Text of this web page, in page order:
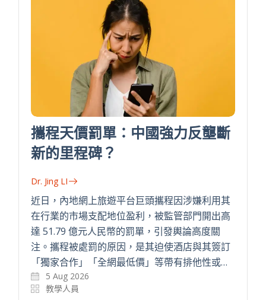
攜程天價罰單：中國強力反壟斷
新的里程碑？
Dr. Jing LI
近日，內地網上旅遊平台巨頭攜程因涉嫌利用其
在行業的市場支配地位盈利，被監管部門開出高
達 51.79 億元人民幣的罰單，引發輿論高度關
注。攜程被處罰的原因，是其迫使酒店與其簽訂
「獨家合作」「全網最低價」等帶有排他性或…
5 Aug 2026
教學人員